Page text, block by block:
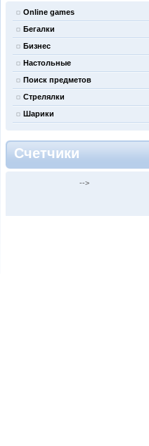
Online games
Бегалки
Бизнес
Настольные
Поиск предметов
Стрелялки
Шарики
Счетчики
-->